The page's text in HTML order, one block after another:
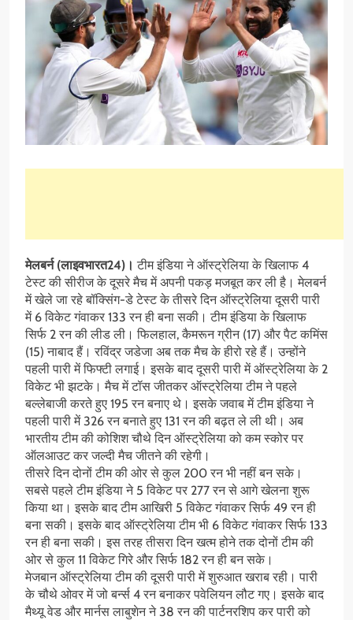
मेलबर्न (लाइवभारत24)। टीम इंडिया ने ऑस्ट्रेलिया के खिलाफ 4
टेस्ट की सीरीज के दूसरे मैच में अपनी पकड़ मजबूत कर ली है। मेलबर्न
में खेले जा रहे बॉक्सिंग-डे टेस्ट के तीसरे दिन ऑस्ट्रेलिया दूसरी पारी
में 6 विकेट गंवाकर 133 रन ही बना सकी। टीम इंडिया के खिलाफ
सिर्फ 2 रन की लीड ली। फिलहाल, कैमरून ग्रीन (17) और पैट कमिंस
(15) नाबाद हैं। रविंद्र जडेजा अब तक मैच के हीरो रहे हैं। उन्होंने
पहली पारी में फिफ्टी लगाई। इसके बाद दूसरी पारी में ऑस्ट्रेलिया के 2
विकेट भी झटके। मैच में टॉस जीतकर ऑस्ट्रेलिया टीम ने पहले
बल्लेबाजी करते हुए 195 रन बनाए थे। इसके जवाब में टीम इंडिया ने
पहली पारी में 326 रन बनाते हुए 131 रन की बढ़त ले ली थी। अब
भारतीय टीम की कोशिश चौथे दिन ऑस्ट्रेलिया को कम स्कोर पर
ऑलआउट कर जल्दी मैच जीतने की रहेगी।
तीसरे दिन दोनों टीम की ओर से कुल 200 रन भी नहीं बन सके।
सबसे पहले टीम इंडिया ने 5 विकेट पर 277 रन से आगे खेलना शुरू
किया था। इसके बाद टीम आखिरी 5 विकेट गंवाकर सिर्फ 49 रन ही
बना सकी। इसके बाद ऑस्ट्रेलिया टीम भी 6 विकेट गंवाकर सिर्फ 133
रन ही बना सकी। इस तरह तीसरा दिन खत्म होने तक दोनों टीम की
ओर से कुल 11 विकेट गिरे और सिर्फ 182 रन ही बन सके।
मेजबान ऑस्ट्रेलिया टीम की दूसरी पारी में शुरुआत खराब रही। पारी
के चौथे ओवर में जो बर्न्स 4 रन बनाकर पवेलियन लौट गए। इसके बाद
मैथ्यू वेड और मार्नस लाबुशेन ने 38 रन की पार्टनरशिप कर पारी को